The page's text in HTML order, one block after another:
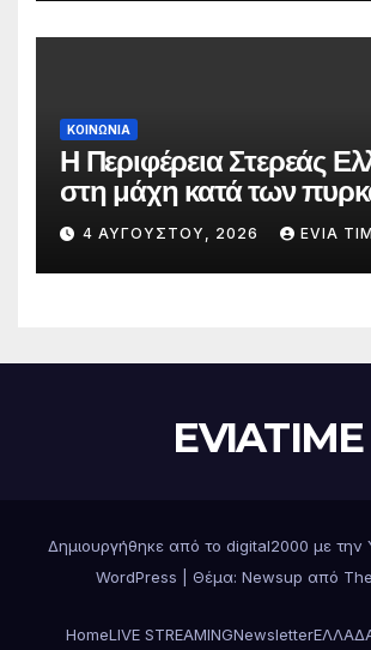
ΚΟΙΝΩΝΙΑ
Η Περιφέρεια Στερεάς
στη μάχη κατά των
Δράσεις και στήριξη σε
περιφερειακές ενότητες
4 ΑΥΓΟΎΣΤΟΥ, 2026 EVIA
EVIATIME
Δημιουργήθηκε από το digital2000 με την
WordPress
Θέμα: Newsup από
HomeLIVE STREAMINGNewsletter